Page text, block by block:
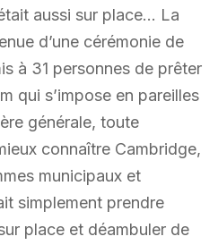
aussi sur place… La
d’une cérémonie de
à 31 personnes de prêter
qui s’impose en pareilles
générale, toute
connaître Cambridge,
municipaux et
simplement prendre
place et déambuler de